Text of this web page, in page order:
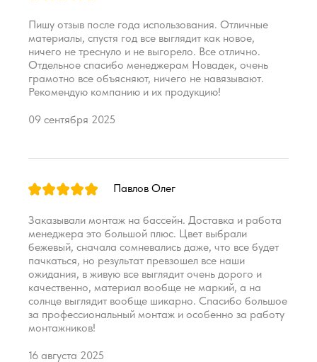
Пишу отзыв после года использования. Отличные
материалы, спустя год все выглядит как новое,
ничего не треснуло и не выгорело. Все отлично.
Отдельное спасибо менеджерам Новадек, очень
грамотно все объясняют, ничего не навязывают.
Рекомендую компанию и их продукцию!
09 сентября 2025
Павлов Олег
Заказывали монтаж на бассейн. Доставка и работа
менеджера это большой плюс. Цвет выбрали
бежевый, сначала сомневались даже, что все будет
пачкаться, но результат превзошел все наши
ожидания, в живую все выглядит очень дорого и
качественно, материал вообще не маркий, а на
солнце выглядит вообще шикарно. Спасибо большое
за профессиональный монтаж и особенно за работу
монтажников!
16 августа 2025